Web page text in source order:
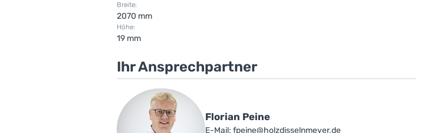
Breite:
2070 mm
Höhe:
19 mm
Ihr Ansprechpartner
Florian Peine
E-Mail: fpeine@holzdisselnmeyer.de